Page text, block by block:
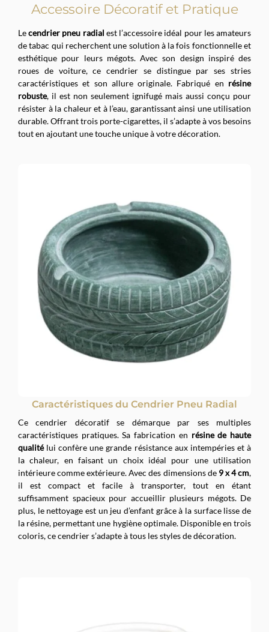
Accessoire Décoratif et Pratique
Lecendrier pneu radial est l’accessoire idéal pour les amateurs
de tabac qui recherchent une solution à la fois fonctionnelle et
esthétique pour leurs mégots. Avec son design inspiré des
roues de voiture, ce cendrier se distingue par ses stries
caractéristiques et son allure originale. Fabriqué en résine
robuste, il est non seulement ignifugé mais aussi conçu pour
résister à la chaleur et à l’eau, garantissant ainsi une utilisation
durable. Offrant trois porte-cigarettes, il s’adapte à vos besoins
tout en ajoutant une touche unique à votre décoration.
Caractéristiques du Cendrier Pneu Radial
Ce cendrier décoratif se démarque par ses multiples
caractéristiques pratiques. Sa fabrication en résine de haute
qualitélui confère une grande résistance aux intempéries et à
la chaleur, en faisant un choix idéal pour une utilisation
intérieure comme extérieure. Avec des dimensions de 9 x 4 cm,
il est compact et facile à transporter, tout en étant
suffisamment spacieux pour accueillir plusieurs mégots. De
plus, le nettoyage est un jeu d’enfant grâce à la surface lisse de
la résine, permettant une hygiène optimale. Disponible en trois
coloris, ce cendrier s’adapte à tous les styles de décoration.